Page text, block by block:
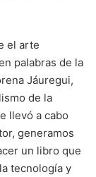
el arte
palabras de la
Jáuregui,
de la
llevó a cabo
generamos
un libro que
tecnología y